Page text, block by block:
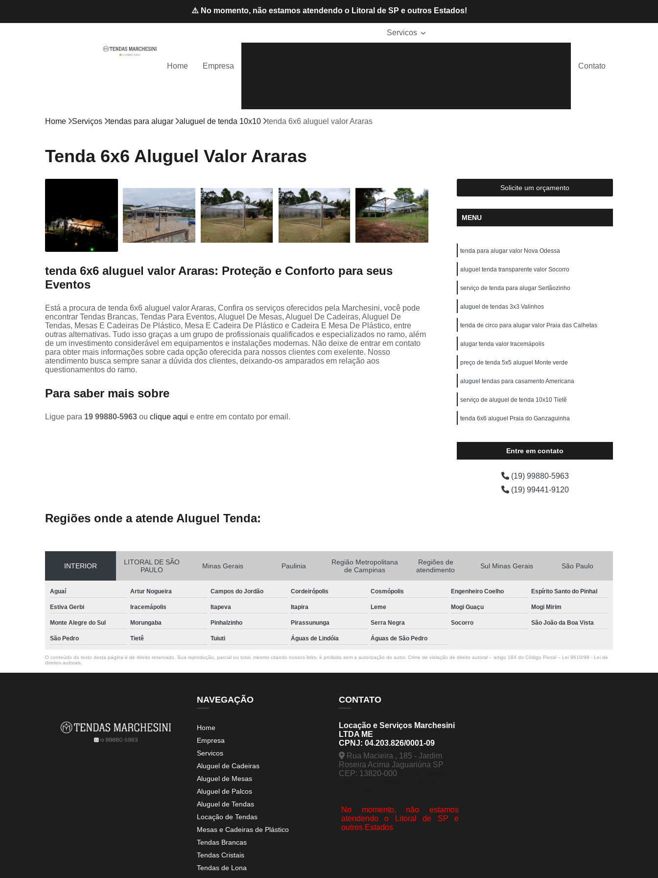
⚠️ No momento, não estamos atendendo o Litoral de SP e outros Estados!
Home Empresa
Servicos
Contato
Home Serviços tendas para alugar aluguel de tenda 10x10 tenda 6x6 aluguel valor Araras
Tenda 6x6 Aluguel Valor Araras
tenda 6x6 aluguel valor Araras: Proteção e Conforto para seus
Eventos
Está a procura de tenda 6x6 aluguel valor Araras, Confira os serviços oferecidos pela Marchesini, você pode
encontrar Tendas Brancas, Tendas Para Eventos, Aluguel De Mesas, Aluguel De Cadeiras, Aluguel De
Tendas, Mesas E Cadeiras De Plástico, Mesa E Cadeira De Plástico e Cadeira E Mesa De Plástico, entre
outras alternativas. Tudo isso graças a um grupo de profissionais qualificados e especializados no ramo, além
de um investimento considerável em equipamentos e instalações modernas. Não deixe de entrar em contato
para obter mais informações sobre cada opção oferecida para nossos clientes com exelente. Nosso
atendimento busca sempre sanar a dúvida dos clientes, deixando-os amparados em relação aos
questionamentos do ramo.
Para saber mais sobre
Ligue para 19 99880-5963 ou clique aqui e entre em contato por email.
Solicite um orçamento
MENU
tenda para alugar valor Nova Odessa
aluguel tenda transparente valor Socorro
serviço de tenda para alugar Sertãozinho
aluguel de tendas 3x3 Valinhos
tenda de circo para alugar valor Praia das Calhetas
alugar tenda valor Iracemápolis
preço de tenda 5x5 aluguel Monte verde
aluguel tendas para casamento Americana
serviço de aluguel de tenda 10x10 Tietê
tenda 6x6 aluguel Praia do Ganzaguinha
Entre em contato
(19) 99880-5963
(19) 99441-9120
Regiões onde a atende Aluguel Tenda:
INTERIOR
LITORAL DE SÃO
PAULO
Minas Gerais Paulinia
Região Metropolitana
de Campinas
Regiões de
atendimento
Sul Minas Gerais São Paulo
Aguaí Artur Nogueira Campos do Jordão Cordeirópolis Cosmópolis Engenheiro Coelho Espírito Santo do Pinhal
Estiva Gerbi Iracemápolis Itapeva Itapira Leme Mogi Guaçu Mogi Mirim
Monte Alegre do Sul Morungaba Pinhalzinho Pirassununga Serra Negra Socorro São João da Boa Vista
São Pedro Tietê Tuiuti Águas de Lindóia Águas de São Pedro
O conteúdo do texto desta página é de direito reservado. Sua reprodução, parcial ou total, mesmo citando nossos links, é proibida sem a autorização do autor. Crime de violação de direito autoral – artigo 184 do Código Penal – Lei 9610/98 - Lei de
direitos autorais
NAVEGAÇÃO
Home
Empresa
Servicos
Aluguel de Cadeiras
Aluguel de Mesas
Aluguel de Palcos
Aluguel de Tendas
Locação de Tendas
Mesas e Cadeiras de Plástico
Tendas Brancas
Tendas Cristais
Tendas de Lona
CONTATO
Locação e Serviços Marchesini
LTDA ME
CPNJ: 04.203.826/0001-09
Rua Macieira , 185 - Jardim
Roseira Acima Jaguariúna SP
CEP: 13820-000
No momento, não estamos
atendendo o Litoral de SP e
outros Estados